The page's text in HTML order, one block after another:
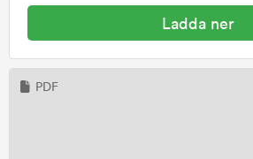
Ladda ner
PDF